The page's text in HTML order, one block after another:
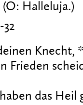
Halleluja.)
Knecht,
Frieden
das Heil